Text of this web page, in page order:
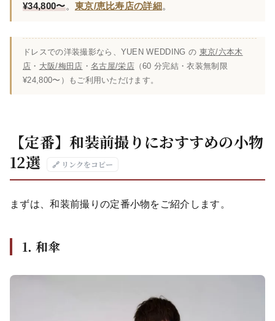
¥34,800〜。 東京/恵比寿店の詳細 。
ドレスでの洋装撮影なら、YUEN WEDDING の 東京/六本木
店 ・ 大阪/梅田店 ・ 名古屋/栄店（60 分完結・衣装無制限
¥24,800〜）もご利用いただけます。
【定番】和装前撮りにおすすめの小物
12選
🔗 リンクをコピー
まずは、和装前撮りの定番小物をご紹介します。
1. 和傘